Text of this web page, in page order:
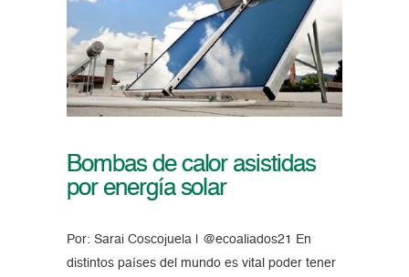
Bombas de calor asistidas
por energía solar
Por: Sarai Coscojuela | @ecoaliados21 En
distintos países del mundo es vital poder tener